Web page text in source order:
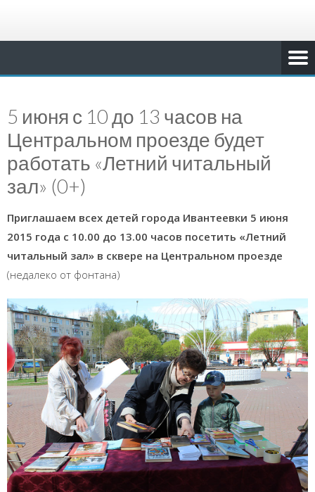
5 июня с 10 до 13 часов на
Центральном проезде будет
работать «Летний читальный
зал» (0+)
Приглашаем всех детей города Ивантеевки 5 июня
2015 года с 10.00 до 13.00 часов посетить «Летний
читальный зал» в сквере на Центральном проезде
(недалеко от фонтана)